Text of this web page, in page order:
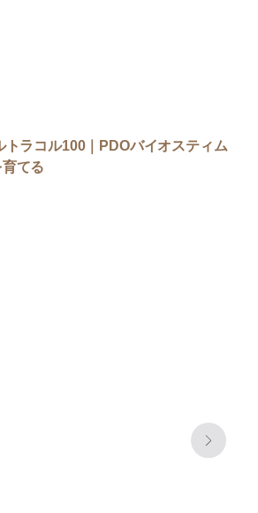
トラコル100｜PDOバイオスティム
てる